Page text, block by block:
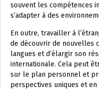
souvent les compétences
s’adapter à des
En outre, travailler à
de découvrir de nouvelles
langues et d’élargir son
internationale. Cela peut
sur le plan personnel et
perspectives uniques et